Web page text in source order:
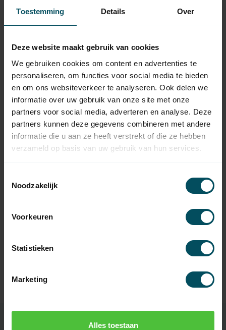
Toestemming Details Over
Deze website maakt gebruik van cookies
We gebruiken cookies om content en advertenties te
personaliseren, om functies voor social media te bieden
en om ons websiteverkeer te analyseren. Ook delen we
informatie over uw gebruik van onze site met onze
partners voor social media, adverteren en analyse. Deze
partners kunnen deze gegevens combineren met andere
informatie die u aan ze heeft verstrekt of die ze hebben
verzameld op basis van uw gebruik van hun services.
Noodzakelijk
Voorkeuren
Statistieken
Marketing
Alles toestaan
Op voorraad
Selve asprop 8 kant 40
bandvertrager
Op voorraad
Selve asprop 8 kant 40
kunststof tbv bandvertrager
3,50
SELVE
Selve Bandvertrager 1:3, 35
kg trekkracht 41,95
Op voorraad
41,95